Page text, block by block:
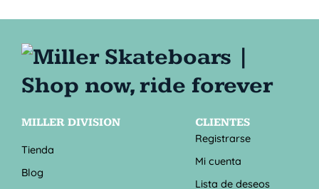
MILLER DIVISION
Tienda
Blog
CLIENTES
Registrarse
Mi cuenta
Lista de deseos